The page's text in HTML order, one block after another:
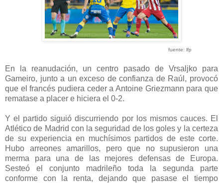
fuente: lfp
En la reanudación, un centro pasado de Vrsaljko para
Gameiro, junto a un exceso de confianza de Raúl, provocó
que el francés pudiera ceder a Antoine Griezmann para que
rematase a placer e hiciera el 0-2.
Y el partido siguió discurriendo por los mismos cauces. El
Atlético de Madrid con la seguridad de los goles y la certeza
de su experiencia en muchísimos partidos de este corte.
Hubo arreones amarillos, pero que no supusieron una
merma para una de las mejores defensas de Europa.
Sesteó el conjunto madrileño toda la segunda parte
conforme con la renta, dejando que pasase el tiempo